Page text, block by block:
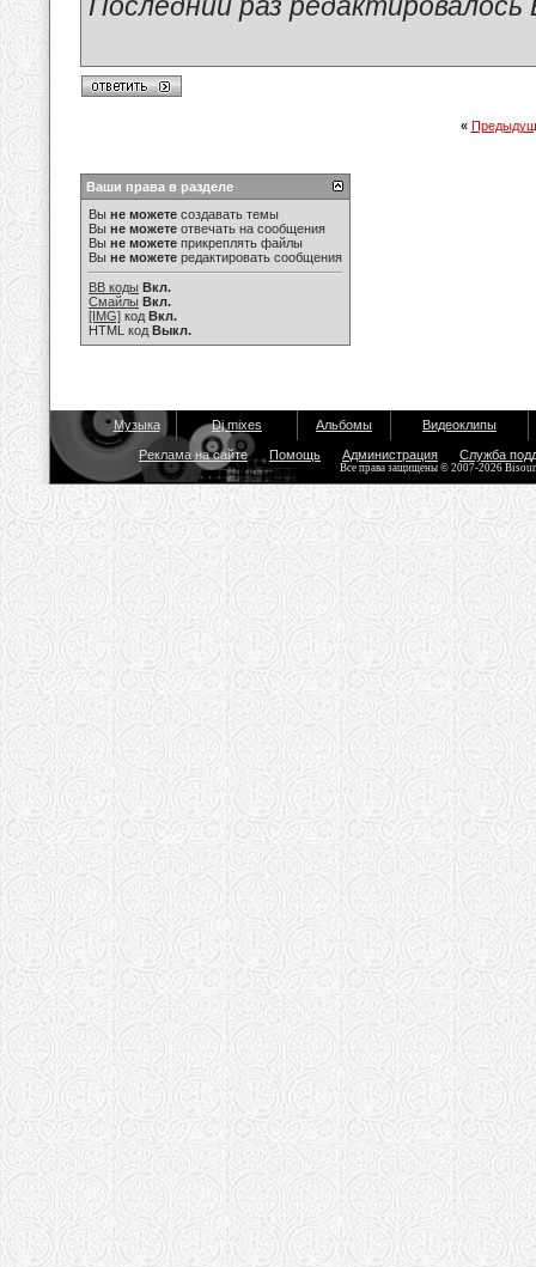
Последний раз
«
Ваши права в разделе
Вы не можете создавать темы
Вы не можете отвечать на сообщения
Вы не можете прикреплять файлы
Вы не можете редактировать сообщения
BB коды Вкл.
Смайлы Вкл.
[IMG] код Вкл.
HTML код Выкл.
Музыка Dj mixes Альбомы Видеоклипы
Реклама на сайте Помощь Администрация Служба
Все права защищены © 2007-2026